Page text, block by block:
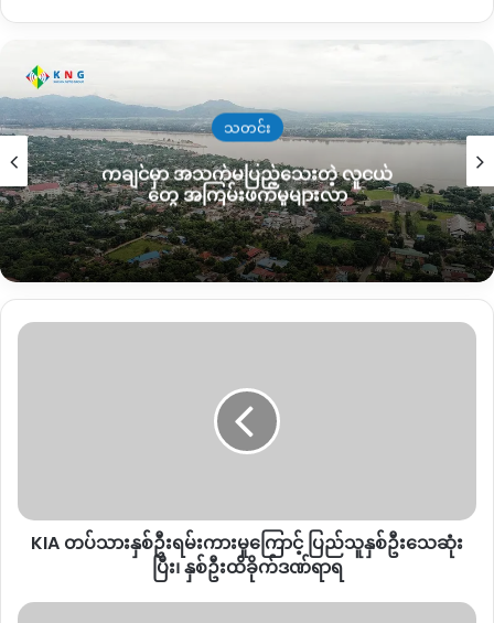
လို့ ဆိုပါတယ်။
တော်မြို့ခံတစ်ဦးဖြစ်တယ်လို့သိရပါတယ်။
စစ်ကြောင်းမှူးကိုသွားပြောတယ်။
စစ်ကြောင်းမှူးအဖေက
ဦးဝင်အောင်တဲ့။
ဘာမှမတတ်နိုင်ဘူး
သတင်း
ကချင်မှာ အသက်မပြည့်သေးတဲ့ လူငယ်
တွေ အကြမ်းဖက်မှုများလာ
KIA တပ်သား
ဦး
သေဆုံး
ဦး
KIA တပ်သားနှစ်ဦးရမ်းကားမှုကြောင့် ပြည်သူနှစ်ဦးသေဆုံး
ပြီး၊ နှစ်ဦးထိခိုက်ဒဏ်ရာရ
KTV